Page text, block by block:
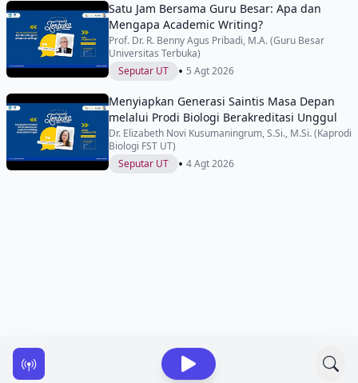
Satu Jam Bersama Guru Besar: Apa dan
Mengapa Academic Writing?
Prof. Dr. R. Benny Agus Pribadi, M.A. (Guru Besar
Universitas Terbuka)
Seputar UT
• 5 Agt 2026
Menyiapkan Generasi Saintis Masa Depan
melalui Prodi Biologi Berakreditasi Unggul
Dr. Elizabeth Novi Kusumaningrum, S.Si., M.Si. (Kaprodi
Biologi FST UT)
Seputar UT
• 4 Agt 2026